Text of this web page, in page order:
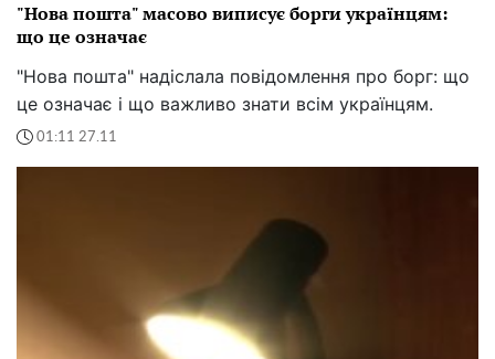
"Нова пошта" масово виписує борги українцям:
що це означає
"Нова пошта" надіслала повідомлення про борг: що
це означає і що важливо знати всім українцям.
01:11 27.11